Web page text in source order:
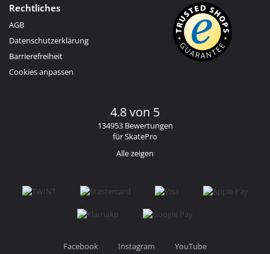
Rechtliches
AGB
Datenschutzerklärung
Barrierefreiheit
Cookies anpassen
4.8 von 5
134953 Bewertungen
für SkatePro
Alle zeigen
Facebook Instagram YouTube